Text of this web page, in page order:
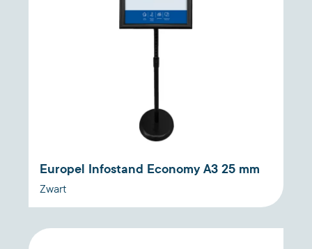
Europel Infostand Economy A3 25 mm
Zwart